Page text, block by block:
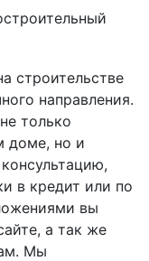
строительстве
направления.
только
доме, но и
в кредит или по
вы
а так же
Мы